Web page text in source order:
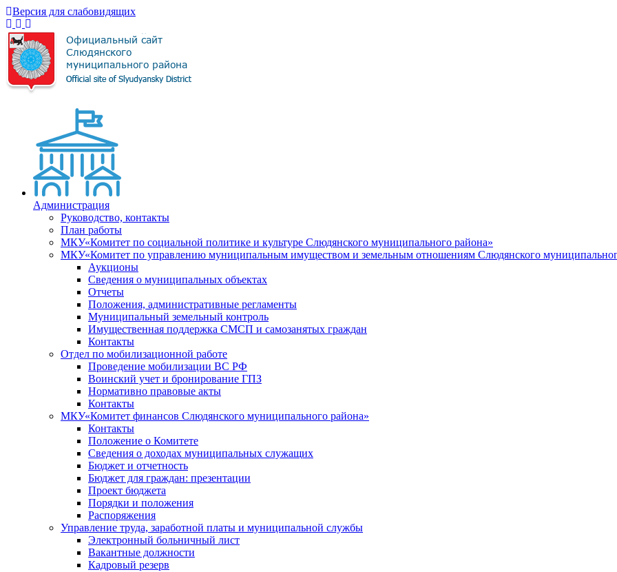
Версия для слабовидящих
Администрация
Руководство, контакты
План работы
МКУ«Комитет по социальной политике и культуре Слюдянского муниципального района»
МКУ«Комитет по управлению муниципальным имуществом и земельным отношениям Слюдянского
Аукционы
Сведения о муниципальных объектах
Отчеты
Положения, административные регламенты
Муниципальный земельный контроль
Имущественная поддержка СМСП и самозанятых граждан
Контакты
Отдел по мобилизационной работе
Проведение мобилизации ВС РФ
Воинский учет и бронирование ГПЗ
Нормативно правовые акты
Контакты
МКУ«Комитет финансов Слюдянского муниципального района»
Контакты
Положение о Комитете
Сведения о доходах муниципальных служащих
Бюджет и отчетность
Бюджет для граждан: презентации
Проект бюджета
Порядки и положения
Распоряжения
Управление труда, заработной платы и муниципальной службы
Электронный больничный лист
Вакантные должности
Кадровый резерв